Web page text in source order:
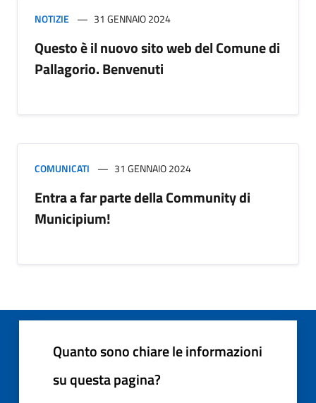
NOTIZIE 31 GENNAIO 2024
Questo è il nuovo sito web del Comune di
Pallagorio. Benvenuti
COMUNICATI 31 GENNAIO 2024
Entra a far parte della Community di
Municipium!
Quanto sono chiare le informazioni
su questa pagina?